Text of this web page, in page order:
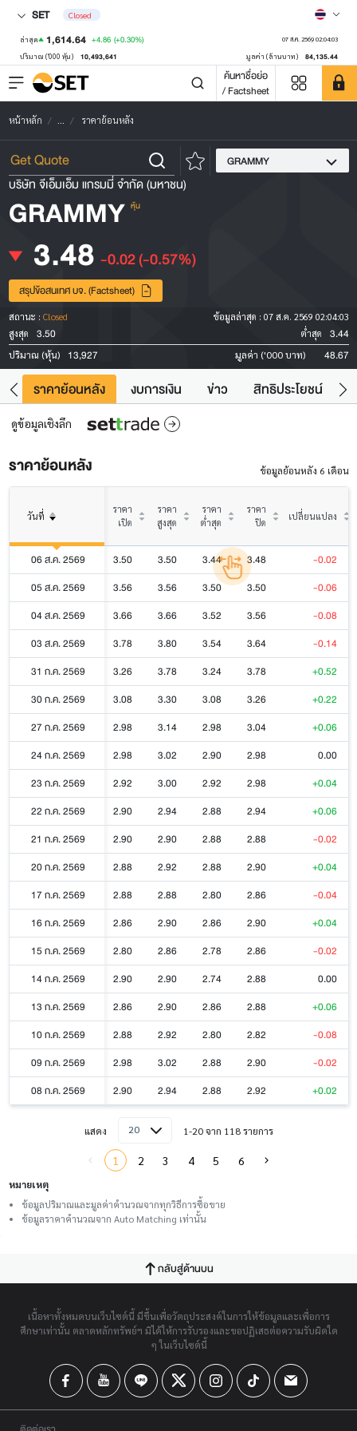
SET Closed
ล่าสุด 1,614.64 +4.86 (+0.30%) 07 ส.ค. 2569 02:04:03
ปริมาณ ('000 หุ้น) 10,493,641 มูลค่า (ล้านบาท) 84,135.44
ค้นหาชื่อย่อ
/ Factsheet
หน้าหลัก ... ราคาย้อนหลัง
GRAMMY
บริษัท จีเอ็มเอ็ม แกรมมี่ จำกัด (มหาชน)
GRAMMY หุ้น
3.48 -0.02(-0.57%)
สรุปข้อสนเทศ บจ. (Factsheet)
สถานะ : Closed ข้อมูลล่าสุด : 07 ส.ค. 2569 02:04:03
สูงสุด
3.50 ต่ำสุด 3.44
ปริมาณ (หุ้น) 13,927 มูลค่า ('000 บาท) 48.67
ราคาย้อนหลัง งบการเงิน ข่าว สิทธิประโยชน์
ดูข้อมูลเชิงลึก
ราคาย้อนหลัง ข้อมูลย้อนหลัง 6 เดือน
วันที่
ราคา
เปิด
ราคา
สูงสุด
ราคา
ต่ำสุด
ราคา
ปิด
เปลี่ยนแปลง
06 ส.ค. 2569 3.50 3.50 3.44 3.48
-0.02
05 ส.ค. 2569
3.56 3.56 3.50 3.50
-0.06
04 ส.ค. 2569
3.66 3.66 3.52 3.56
-0.08
03 ส.ค. 2569
3.78 3.80 3.54 3.64
-0.14
31 ก.ค. 2569
3.26 3.78 3.24 3.78
+0.52
30 ก.ค. 2569
3.08 3.30 3.08 3.26
+0.22
27 ก.ค. 2569
2.98 3.14 2.98 3.04
+0.06
24 ก.ค. 2569
2.98 3.02 2.90 2.98
0.00
23 ก.ค. 2569
2.92 3.00 2.92 2.98
+0.04
22 ก.ค. 2569
2.90 2.94 2.88 2.94
+0.06
21 ก.ค. 2569
2.90 2.90 2.88 2.88
-0.02
20 ก.ค. 2569
2.88 2.92 2.88 2.90
+0.04
17 ก.ค. 2569
2.88 2.88 2.80 2.86
-0.04
16 ก.ค. 2569
2.86 2.90 2.86 2.90
+0.04
15 ก.ค. 2569
2.80 2.86 2.78 2.86
-0.02
14 ก.ค. 2569
2.90 2.90 2.74 2.88
0.00
13 ก.ค. 2569
2.86 2.90 2.86 2.88
+0.06
10 ก.ค. 2569
2.88 2.92 2.80 2.82
-0.08
09 ก.ค. 2569
2.98 3.02 2.88 2.90
-0.02
08 ก.ค. 2569
2.90 2.94 2.88 2.92 +0.02
แสดง 20 1-20 จาก 118 รายการ
1 2 3 4 5 6
หมายเหตุ
ข้อมูลปริมาณและมูลค่าคำนวณจากทุกวิธีการซื้อขาย
ข้อมูลราคาคำนวณจาก Auto Matching เท่านั้น
กลับสู่ด้านบน
เนื้อหาทั้งหมดบนเว็บไซต์นี้ มีขึ้นเพื่อวัตถุประสงค์ในการให้ข้อมูลและเพื่อการ
ศึกษาเท่านั้น ตลาดหลักทรัพย์ฯ มิได้ให้การรับรองและขอปฏิเสธต่อความรับผิดใด
ๆ ในเว็บไซต์นี้